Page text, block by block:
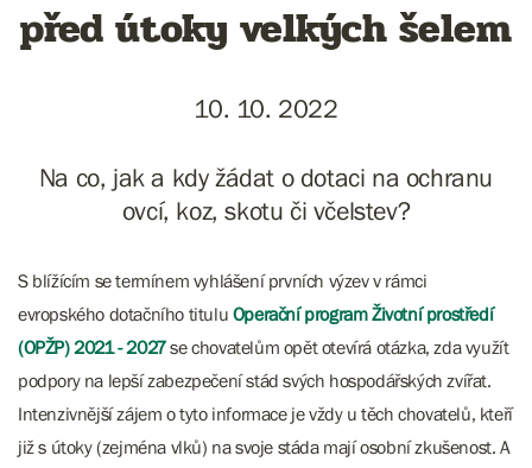
před útoky velkých šelem
10. 10. 2022
Na co, jak a kdy žádat o dotaci na ochranu
ovcí, koz, skotu či včelstev?
S blížícím se termínem vyhlášení prvních výzev v rámci
evropského dotačního titulu Operační program Životní prostředí
(OPŽP) 2021 - 2027se chovatelům opět otevírá otázka, zda využít
podpory na lepší zabezpečení stád svých hospodářských zvířat.
Intenzivnější zájem o tyto informace je vždy u těch chovatelů, kteří
již s útoky (zejména vlků) na svoje stáda mají osobní zkušenost. A